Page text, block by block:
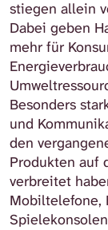
stiegen allein
Dabei geben
mehr für
Besonders
und
den
Produkten auf
verbreitet
Mobiltelefone,